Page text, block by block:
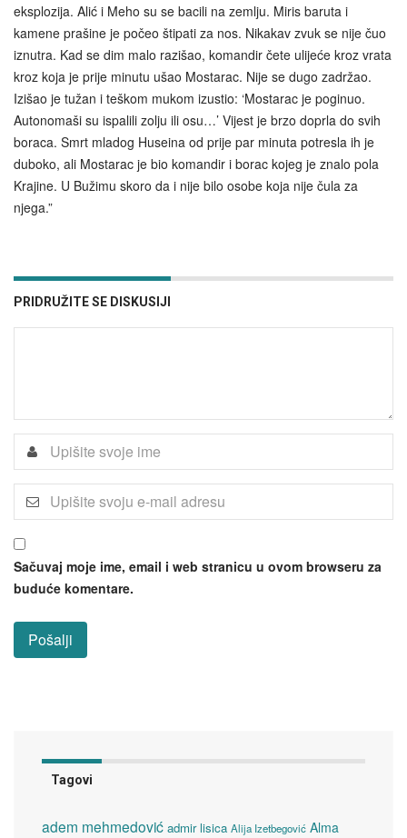
eksplozija. Alić i Meho su se bacili na zemlju. Miris baruta i
kamene prašine je počeo štipati za nos. Nikakav zvuk se nije čuo
iznutra. Kad se dim malo razišao, komandir čete ulijeće kroz vrata
kroz koja je prije minutu ušao Mostarac. Nije se dugo zadržao.
Izišao je tužan i teškom mukom izustio: ‘Mostarac je poginuo.
Autonomaši su ispalili zolju ili osu…’ Vijest je brzo doprla do svih
boraca. Smrt mladog Huseina od prije par minuta potresla ih je
duboko, ali Mostarac je bio komandir i borac kojeg je znalo pola
Krajine. U Bužimu skoro da i nije bilo osobe koja nije čula za
njega.”
PRIDRUŽITE SE DISKUSIJI
Sačuvaj moje ime, email i web stranicu u ovom browseru za
buduće komentare.
Tagovi
adem mehmedović admir lisica Alija Izetbegović Alma